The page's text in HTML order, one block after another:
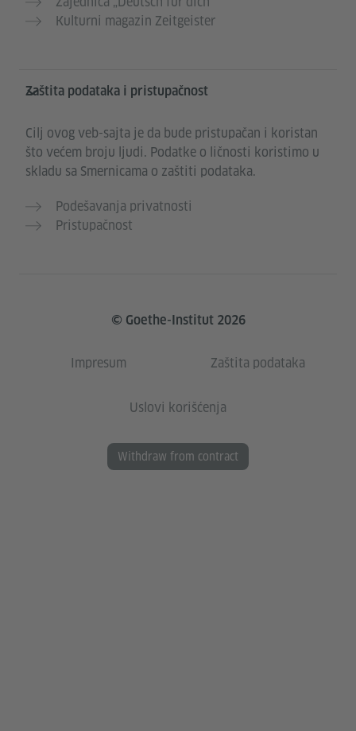
Kulturni magazin Zeitgeister
Zaštita podataka i pristupačnost
Cilj ovog veb-sajta je da bude pristupačan i koristan
što većem broju ljudi. Podatke o ličnosti koristimo u
skladu sa Smernicama o zaštiti podataka.
Podešavanja privatnosti
Pristupačnost
© Goethe-Institut 2026
Impresum Zaštita podataka
Uslovi korišćenja
Withdraw from contract